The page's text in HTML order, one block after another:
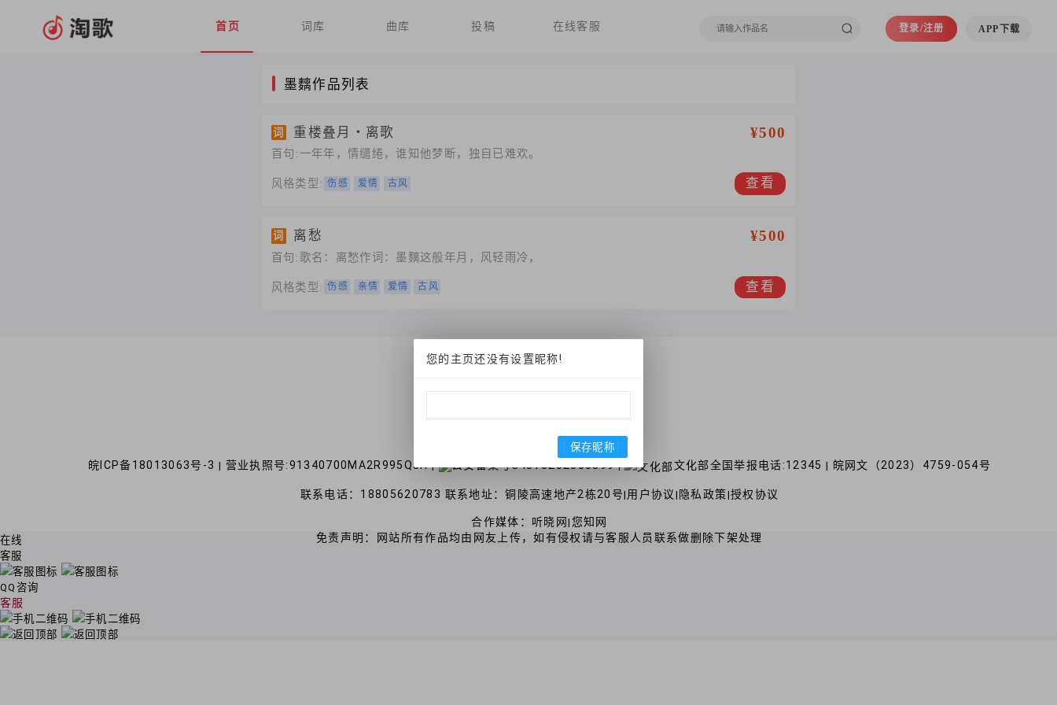
首页 词库 曲库 投稿 在线客服 登录/注册 APP下载
墨麶作品列表
词 重楼叠月・离歌 ¥500
首句:一年年，情缱绻，谁知他梦断，独自已难欢。
风格类型: 伤感 爱情 古风 查看
词 离愁 ¥500
首句:歌名：离愁作词：墨麶这般年月，风轻雨冷，
风格类型: 伤感 亲情 爱情 古风 查看
皖ICP备18013063号-3 | 营业执照号:91340700MA2R995Q3H| 公安备案号34070202000399| 文化部全国举报电话:12345 | 皖网文（2023）4759-054号
联系电话：18805620783 联系地址：铜陵高速地产2栋20号| 用户协议 | 隐私政策|授权协议
合作媒体： 听晓网| 您知网
免责声明：网站所有作品均由网友上传，如有侵权请与客服人员联系做删除下架处理
在线
客服
QQ咨询
客服
您的主页还没有设置昵称!
保存昵称